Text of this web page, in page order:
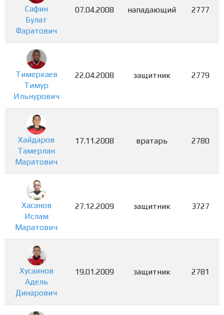
Сафин
Булат
Фаратович
07.04.2008 нападающий 2777
Тимеркаев
Тимур
Ильнурович
22.04.2008 защитник 2779
Хайдаров
Тамерлан
Маратович
17.11.2008 вратарь 2780
Хасанов
Ислам
Маратович
27.12.2009 защитник 3727
Хусаинов
Адель
Динарович
19.01.2009 защитник 2781